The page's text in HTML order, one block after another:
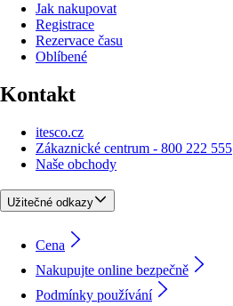
Jak nakupovat
Registrace
Rezervace času
Oblíbené
Kontakt
itesco.cz
Zákaznické centrum - 800 222 555
Naše obchody
Užitečné odkazy
Cena
Nakupujte online bezpečně
Podmínky používání